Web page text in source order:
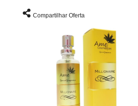
Compartilhar Oferta